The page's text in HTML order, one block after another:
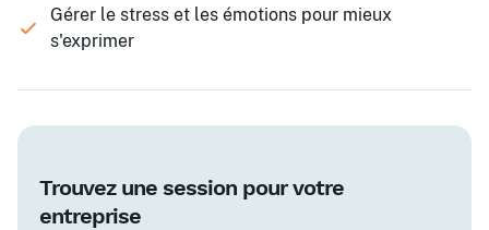
Gérer le stress et les émotions pour mieux
s'exprimer
Trouvez une session pour votre
entreprise